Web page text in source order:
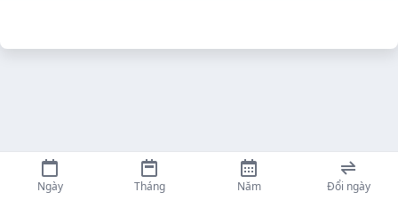
Ngày Tháng Năm Đổi ngày